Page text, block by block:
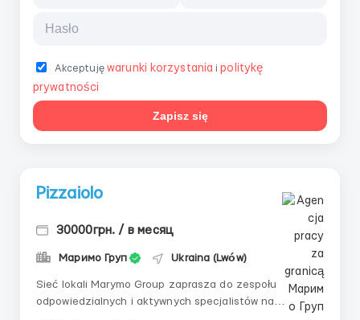
Akceptujęwarunki korzystania i politykę
prywatności
Zapisz się
Pizzaiolo
30000грн. / в месяц
Маримо Груп Ukraina (Lwów)
Sieć lokali Marymo Group zaprasza do zespołu
odpowiedzialnych i aktywnych specjalistów na